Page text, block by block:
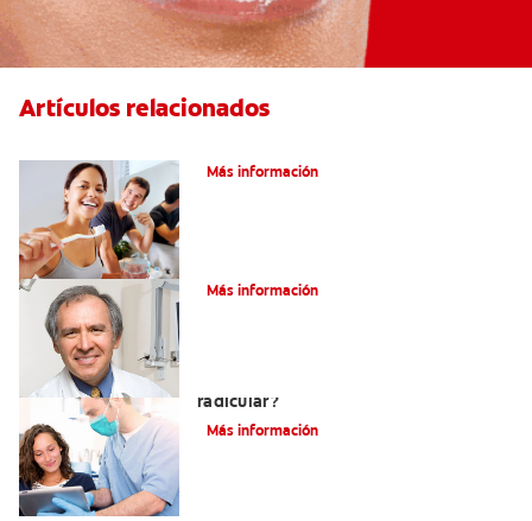
Artículos relacionados
Más información
Más información
radicular?
Más información